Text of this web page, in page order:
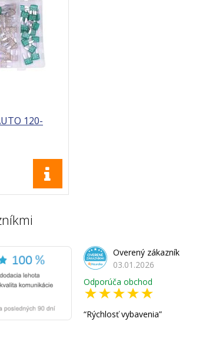
120-
Overený zákazník
03.01.2026
Odporúča obchod
Rýchlosť vybavenia